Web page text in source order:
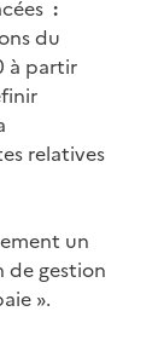
:
du
à partir
relatives
un
de gestion
».